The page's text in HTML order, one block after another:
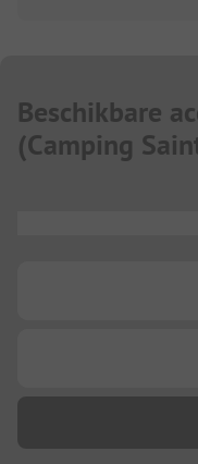
Beschikbare
(Camping